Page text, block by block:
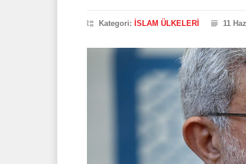
Kategori: İSLAM ÜLKELERİ 11